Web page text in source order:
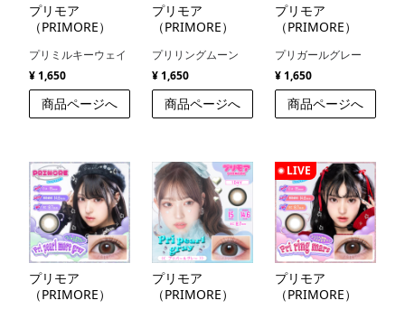
プリモア
（PRIMORE）
プリミルキーウェイ
¥ 1,650
商品ページへ
プリモア
（PRIMORE）
プリリングムーン
¥ 1,650
商品ページへ
プリモア
（PRIMORE）
プリガールグレー
¥ 1,650
商品ページへ
プリモア
（PRIMORE）
プリモア
（PRIMORE）
LIVE
プリモア
（PRIMORE）